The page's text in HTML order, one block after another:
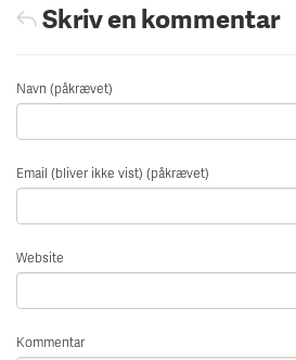
Skriv en kommentar
Navn (påkrævet)
Email (bliver ikke vist) (påkrævet)
Website
Kommentar